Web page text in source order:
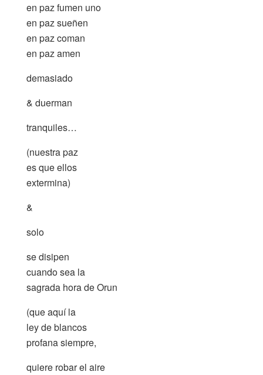
en paz fumen uno
en paz sueñen
en paz coman
en paz amen
demasiado
& duerman
tranquiles…
(nuestra paz
es que ellos
extermina)
&
solo
se disipen
cuando sea la
sagrada hora de Orun
(que aquí la
ley de blancos
profana siempre,
quiere robar el aire